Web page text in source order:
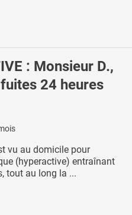
: Monsieur D.,
24 heures
vu au domicile pour
(hyperactive) entraînant
tout au long la ...